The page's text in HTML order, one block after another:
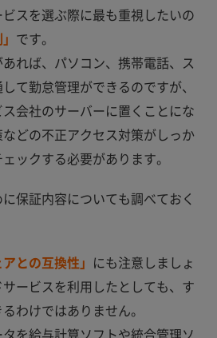
スを選ぶ際に最も重視したいの
です。
れば、パソコン、携帯電話、ス
て勤怠管理ができるのですが、
会社のサーバーに置くことにな
どの不正アクセス対策がしっか
ックする必要があります。
保証内容についても調べておく
との互換性」 にも注意しましょ
ービスを利用したとしても、す
わけではありません。